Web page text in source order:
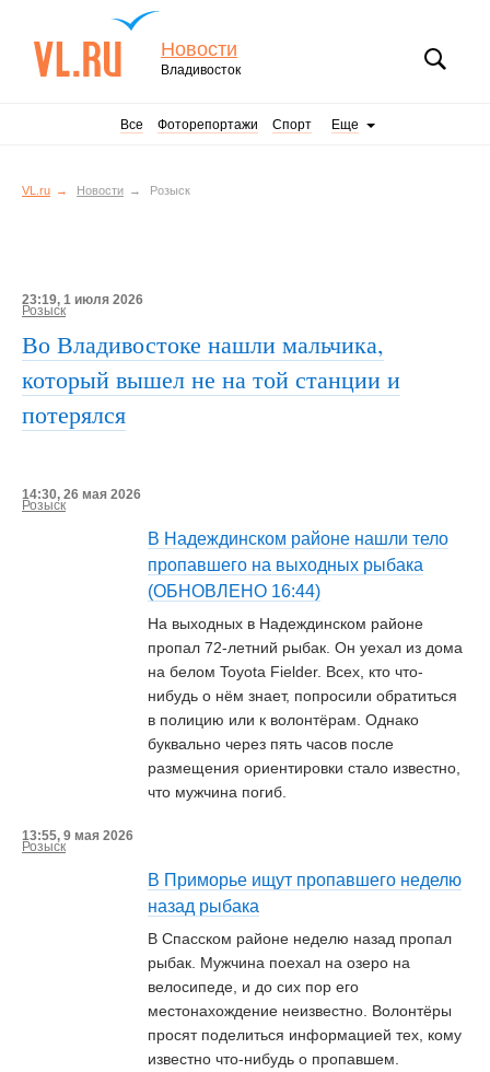
Новости
Владивосток
Все Фоторепортажи Спорт Еще
VL.ru Новости Розыск
23:19, 1 июля 2026
Розыск
Во Владивостоке нашли мальчика,
который вышел не на той станции и
потерялся
14:30, 26 мая 2026
Розыск
В Надеждинском районе нашли тело
пропавшего на выходных рыбака
(ОБНОВЛЕНО 16:44)
На выходных в Надеждинском районе
пропал 72-летний рыбак. Он уехал из дома
на белом Toyota Fielder. Всех, кто что-
нибудь о нём знает, попросили обратиться
в полицию или к волонтёрам. Однако
буквально через пять часов после
размещения ориентировки стало известно,
что мужчина погиб.
13:55, 9 мая 2026
Розыск
В Приморье ищут пропавшего неделю
назад рыбака
В Спасском районе неделю назад пропал
рыбак. Мужчина поехал на озеро на
велосипеде, и до сих пор его
местонахождение неизвестно. Волонтёры
просят поделиться информацией тех, кому
известно что-нибудь о пропавшем.